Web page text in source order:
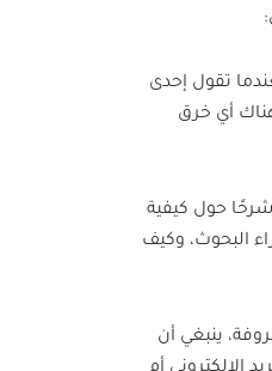
تقول إحدى
أي خرق
شرحًا حول كيفية
البحوث، وكيف
ينبغي أن